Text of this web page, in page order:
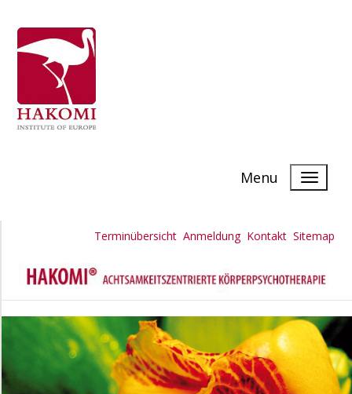
Menu
Terminübersicht Anmeldung Kontakt Sitemap